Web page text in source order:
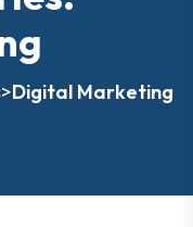
>Digital Marketing